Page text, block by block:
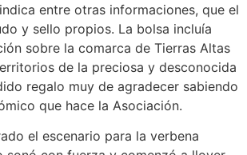
entre otras informaciones, que el
y sello propios. La bolsa incluía
sobre la comarca de Tierras Altas
de la preciosa y desconocida
regalo muy de agradecer sabiendo
que hace la Asociación.
el escenario para la verbena